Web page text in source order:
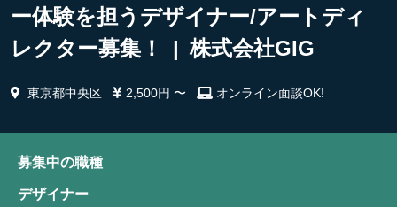
ー体験を担うデザイナー/アートディ
レクター募集！ | 株式会社GIG
東京都中央区 2,500円 〜 オンライン面談OK!
募集中の職種
デザイナー